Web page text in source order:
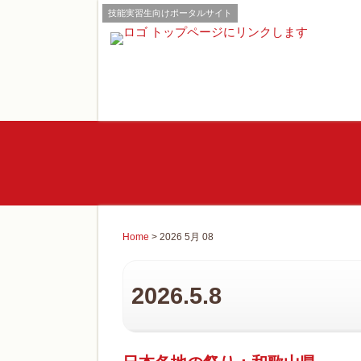
技能実習生向けポータルサイト
Home > 2026 5月 08
2026.5.8